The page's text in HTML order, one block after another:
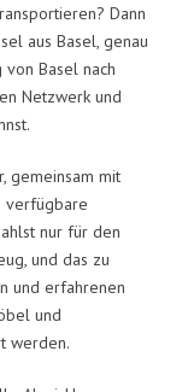
Dann
aus Basel, genau
Basel nach
Netzwerk und
gemeinsam mit
verfügbare
nur für den
und das zu
und erfahrenen
und
werden.